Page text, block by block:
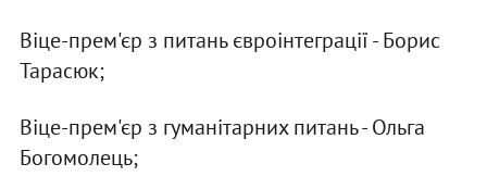
Віце-прем'єр з питань євроінтеграції - Борис
Тарасюк;
Віце-прем'єр з гуманітарних питань - Ольга
Богомолець;